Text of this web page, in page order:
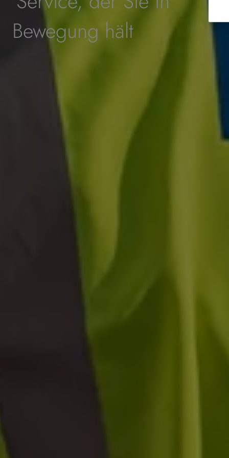
Bewegung hält